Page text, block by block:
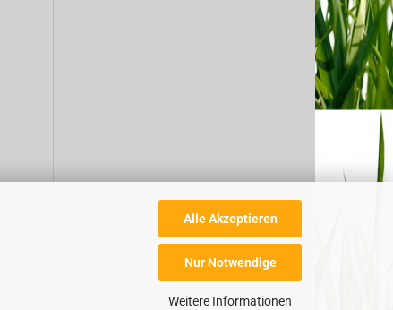
Alle Akzeptieren
Nur Notwendige
Weitere Informationen